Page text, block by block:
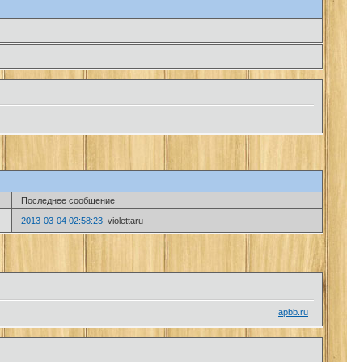
Последнее сообщение
2013-03-04 02:58:23 violettaru
apbb.ru